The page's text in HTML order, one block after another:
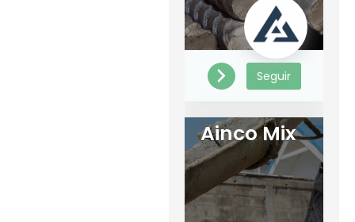
Seguir
Ainco Mix